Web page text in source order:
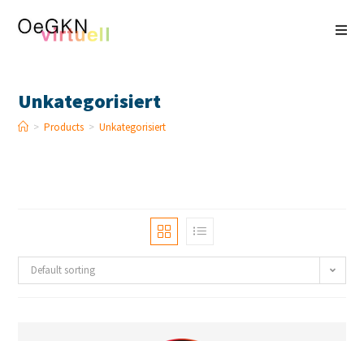
Inhalt
Unkategorisiert
> Products > Unkategorisiert
Default sorting